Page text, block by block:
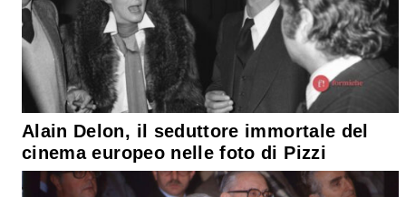
Alain Delon, il seduttore immortale del
cinema europeo nelle foto di Pizzi